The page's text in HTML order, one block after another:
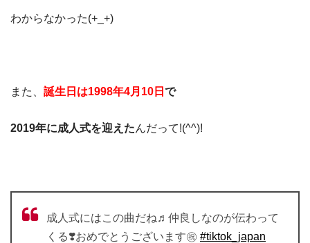
わからなかった(+_+)
また、 誕生日は1998年4月10日 で
2019年に成人式を迎えたんだって!(^^)!
成人式にはこの曲だね♬仲良しなのが伝わって
くる❣️おめでとうございます㊗️ #tiktok_japan